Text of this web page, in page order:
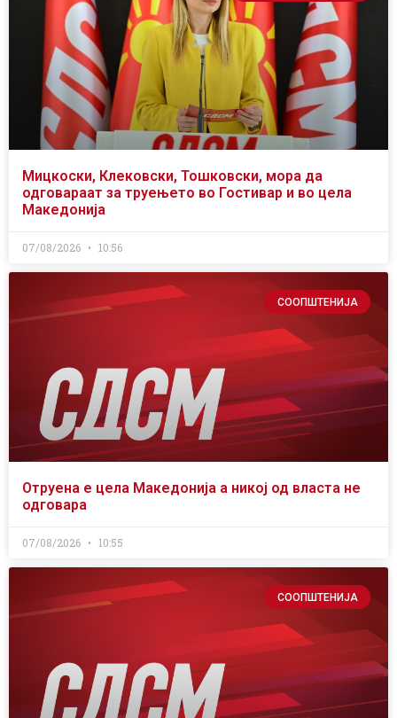
Мицкоски, Клековски, Тошковски, мора да
одговараат за труењето во Гостивар и во цела
Македонија
07/08/2026 10:56
СООПШТЕНИЈА
Отруена е цела Македонија а никој од власта не
одговара
07/08/2026 10:55
СООПШТЕНИЈА